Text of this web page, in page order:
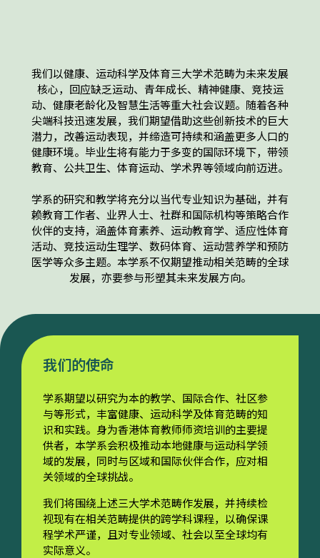
我们以健康、运动科学及体育三大学术范畴为未来发展
核心，回应缺乏运动、青年成长、精神健康、竞技运
动、健康老龄化及智慧生活等重大社会议题。随着各种
尖端科技迅速发展，我们期望借助这些创新技术的巨大
潜力，改善运动表现，并缔造可持续和涵盖更多人口的
健康环境。毕业生将有能力于多变的国际环境下，带领
教育、公共卫生、体育运动、学术界等领域向前迈进。
学系的研究和教学将充分以当代专业知识为基础，并有
赖教育工作者、业界人士、社群和国际机构等策略合作
伙伴的支持，涵盖体育素养、运动教育学、适应性体育
活动、竞技运动生理学、数码体育、运动营养学和预防
医学等众多主题。本学系不仅期望推动相关范畴的全球
发展，亦要参与形塑其未来发展方向。
我们的使命
学系期望以研究为本的教学、国际合作、社区参
与等形式，丰富健康、运动科学及体育范畴的知
识和实践。身为香港体育教师师资培训的主要提
供者，本学系会积极推动本地健康与运动科学领
域的发展，同时与区域和国际伙伴合作，应对相
关领域的全球挑战。
我们将围绕上述三大学术范畴作发展，并持续检
视现有在相关范畴提供的跨学科课程，以确保课
程学术严谨，且对专业领域、社会以至全球均有
实际意义。